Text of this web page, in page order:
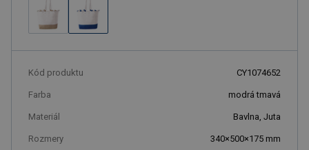
Kód produktu CY1074652
Farba modrá tmavá
Materiál Bavlna, Juta
Rozmery 340×500×175 mm